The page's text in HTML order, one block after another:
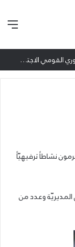
عمدة الثقافة والفنون الجميلة في الحزب السوري القومي الاجتماعي تعلن نتائج الدورة الخامسة من جائزة أنطون سعاده الأدبية
نشاطاً ترفيهيّاً
المديريّة وعدد من